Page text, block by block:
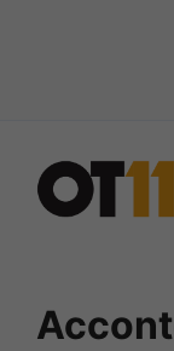
contenuto